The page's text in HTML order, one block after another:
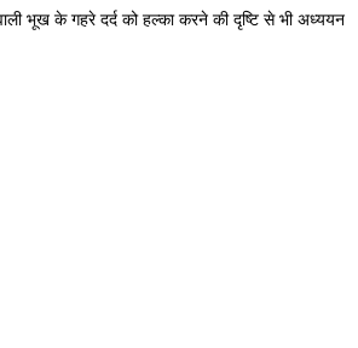
भूख के गहरे दर्द को हल्का करने की दृष्टि से भी अध्ययन